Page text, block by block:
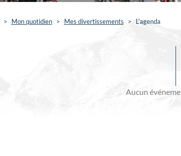
> Mon quotidien > Mes divertissements > L’agenda
Aucun